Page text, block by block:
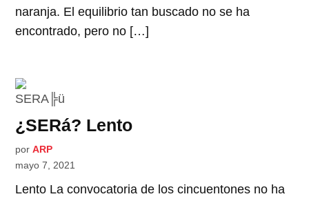
naranja. El equilibrio tan buscado no se ha
encontrado, pero no […]
¿SERá? Lento
por ARP
mayo 7, 2021
Lento La convocatoria de los cincuentones no ha